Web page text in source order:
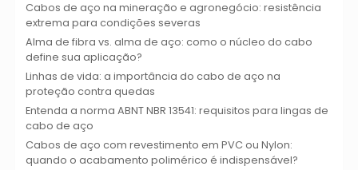
Cabos de aço na mineração e agronegócio: resistência
extrema para condições severas
Alma de fibra vs. alma de aço: como o núcleo do cabo
define sua aplicação?
Linhas de vida: a importância do cabo de aço na
proteção contra quedas
Entenda a norma ABNT NBR 13541: requisitos para lingas de
cabo de aço
Cabos de aço com revestimento em PVC ou Nylon:
quando o acabamento polimérico é indispensável?